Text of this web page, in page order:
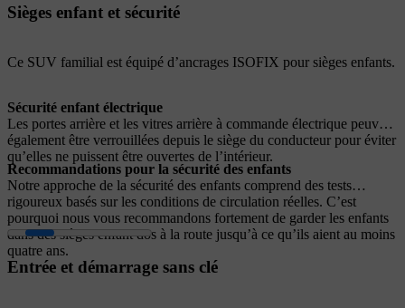
Sièges enfant et sécurité
Ce SUV familial est équipé d’ancrages ISOFIX pour sièges enfants.
Sécurité enfant électrique
Les portes arrière et les vitres arrière à commande électrique peuvent
également être verrouillées depuis le siège du conducteur pour éviter
qu’elles ne puissent être ouvertes de l’intérieur.
Recommandations pour la sécurité des enfants
Notre approche de la sécurité des enfants comprend des tests
rigoureux basés sur les conditions de circulation réelles. C’est
pourquoi nous vous recommandons fortement de garder les enfants
dans des sièges enfant dos à la route jusqu’à ce qu’ils aient au moins
quatre ans.
Entrée et démarrage sans clé